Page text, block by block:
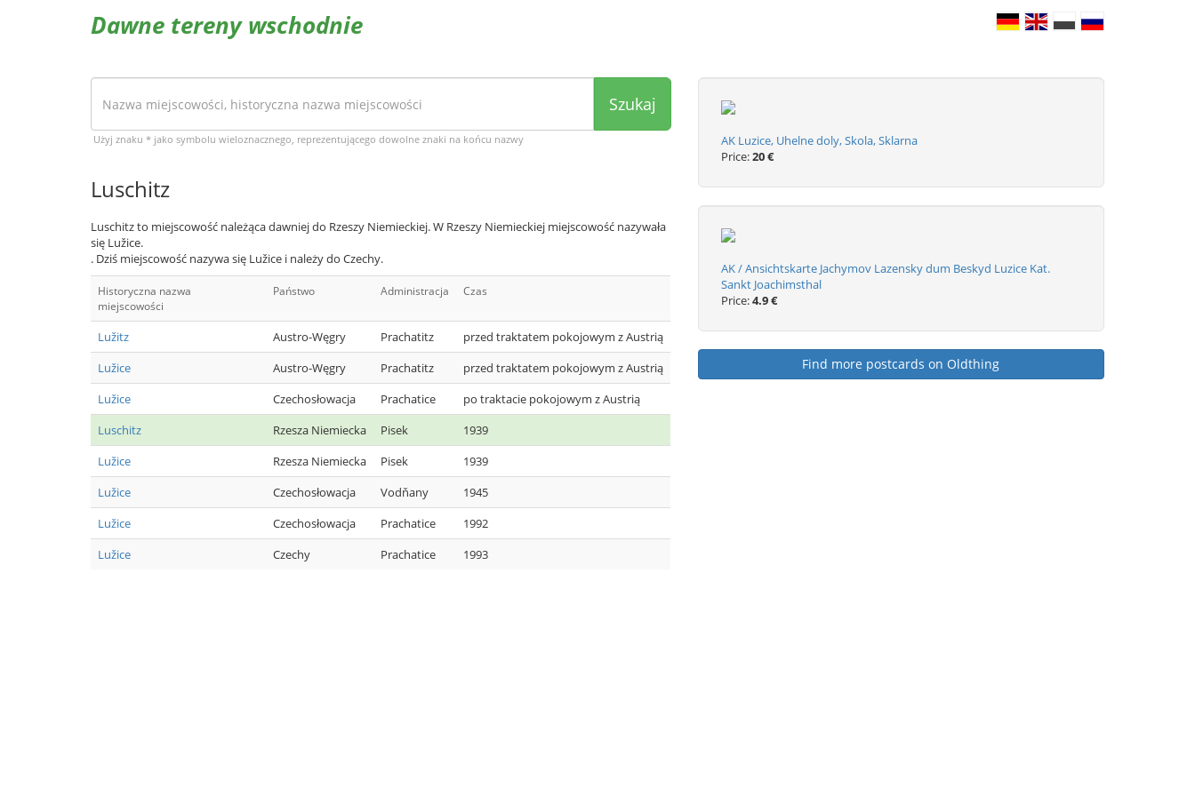
Dawne tereny wschodnie
Szukaj
Użyj znaku * jako symbolu wieloznacznego, reprezentującego dowolne znaki na końcu nazwy
Luschitz
Luschitz to miejscowość należąca dawniej do Rzeszy Niemieckiej. W Rzeszy Niemieckiej miejscowość nazywała
się Lužice.
. Dziś miejscowość nazywa się Lužice i należy do Czechy.
Historyczna nazwa
miejscowości
Państwo Administracja Czas
Lužitz Austro-Węgry Prachatitz
przed traktatem pokojowym z Austrią
Lužice
Austro-Węgry Prachatitz
przed traktatem pokojowym z Austrią
Lužice
Czechosłowacja Prachatice
po traktacie pokojowym z Austrią
Luschitz
Rzesza Niemiecka Pisek
1939
Lužice
Rzesza Niemiecka Pisek
1939
Lužice
Czechosłowacja Vodňany
1945
Lužice
Czechosłowacja Prachatice
1992
Lužice
Czechy Prachatice 1993
AK Luzice, Uhelne doly, Skola, Sklarna
Price:20 €
AK / Ansichtskarte Jachymov Lazensky dum Beskyd Luzice Kat.
Sankt Joachimsthal
Price:4.9 €
Find more postcards on Oldthing